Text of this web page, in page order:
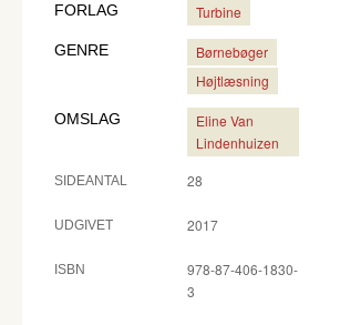
FORLAG Turbine
GENRE
Børnebøger
Højtlæsning
OMSLAG
Eline Van
Lindenhuizen
SIDEANTAL 28
UDGIVET 2017
ISBN
978-87-406-1830-
3